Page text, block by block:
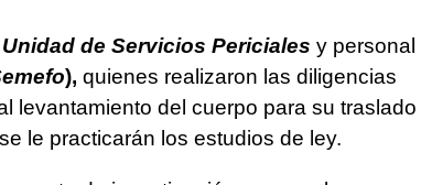
Unidad de Servicios Periciales y personal
), quienes realizaron las diligencias
levantamiento del cuerpo para su traslado
le practicarán los estudios de ley.